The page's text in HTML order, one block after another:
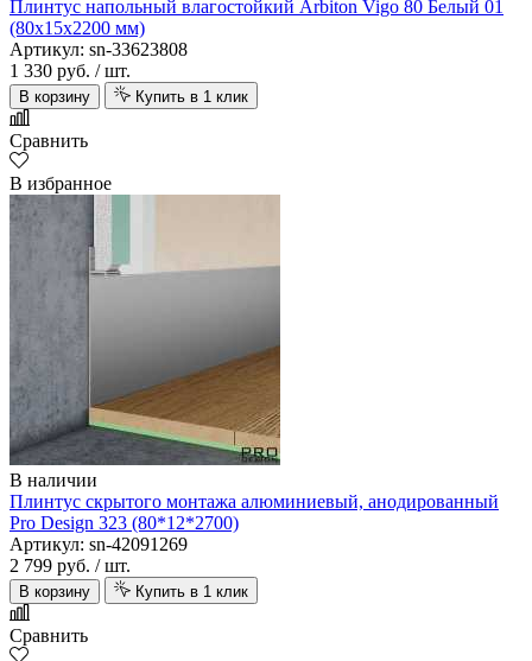
Плинтус напольный влагостойкий Arbiton Vigo 80 Белый 01
(80х15х2200 мм)
Артикул: sn-33623808
1 330 руб. / шт.
В корзину Купить в 1 клик
Сравнить
В избранное
В наличии
Плинтус скрытого монтажа алюминиевый, анодированный
Pro Design 323 (80*12*2700)
Артикул: sn-42091269
2 799 руб. / шт.
В корзину Купить в 1 клик
Сравнить